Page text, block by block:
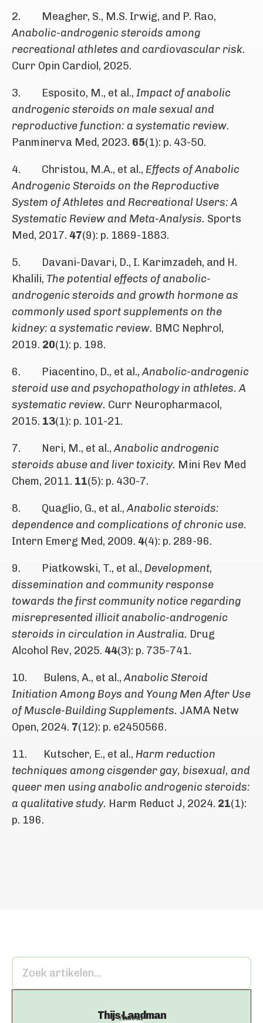
2. Meagher, S., M.S. Irwig, and P. Rao,
Anabolic-androgenic steroids among
recreational athletes and cardiovascular risk.
Curr Opin Cardiol, 2025.
3. Esposito, M., et al., Impact of anabolic
androgenic steroids on male sexual and
reproductive function: a systematic review.
Panminerva Med, 2023. 65(1): p. 43-50.
4. Christou, M.A., et al., Effects of Anabolic
Androgenic Steroids on the Reproductive
System of Athletes and Recreational Users: A
Systematic Review and Meta-Analysis. Sports
Med, 2017. 47(9): p. 1869-1883.
5. Davani-Davari, D., I. Karimzadeh, and H.
Khalili, The potential effects of anabolic-
androgenic steroids and growth hormone as
commonly used sport supplements on the
kidney: a systematic review. BMC Nephrol,
2019. 20(1): p. 198.
6. Piacentino, D., et al.,Anabolic-androgenic
steroid use and psychopathology in athletes. A
systematic review. Curr Neuropharmacol,
2015. 13(1): p. 101-21.
7. Neri, M., et al.,Anabolic androgenic
steroids abuse and liver toxicity. Mini Rev Med
Chem, 2011. 11(5): p. 430-7.
8. Quaglio, G., et al.,Anabolic steroids:
dependence and complications of chronic use.
Intern Emerg Med, 2009. 4(4): p. 289-96.
9. Piatkowski, T., et al., Development,
dissemination and community response
towards the first community notice regarding
misrepresented illicit anabolic-androgenic
steroids in circulation in Australia. Drug
Alcohol Rev, 2025. 44(3): p. 735-741.
10. Bulens, A., et al.,Anabolic Steroid
Initiation Among Boys and Young Men After Use
of Muscle-Building Supplements. JAMA Netw
Open, 2024. 7(12): p. e2450566.
11. Kutscher, E., et al., Harm reduction
techniques among cisgender gay, bisexual, and
queer men using anabolic androgenic steroids:
a qualitative study. Harm Reduct J, 2024. 21(1):
p. 196.
Auteur
Thijs Landman